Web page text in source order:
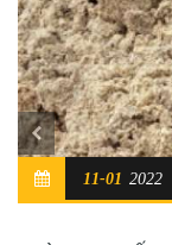
11-01 2022